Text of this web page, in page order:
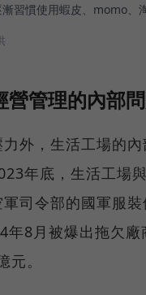
習慣使用蝦皮、momo、
營管理的內部
外，生活工場的
年底，生活工場
司令部的國軍服
年8月被爆出拖欠廠
元。